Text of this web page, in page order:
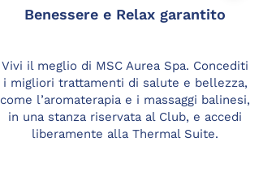
Benessere e Relax garantito
Vivi il meglio di MSC Aurea Spa. Concediti
i migliori trattamenti di salute e bellezza,
come l’aromaterapia e i massaggi balinesi,
in una stanza riservata al Club, e accedi
liberamente alla Thermal Suite.